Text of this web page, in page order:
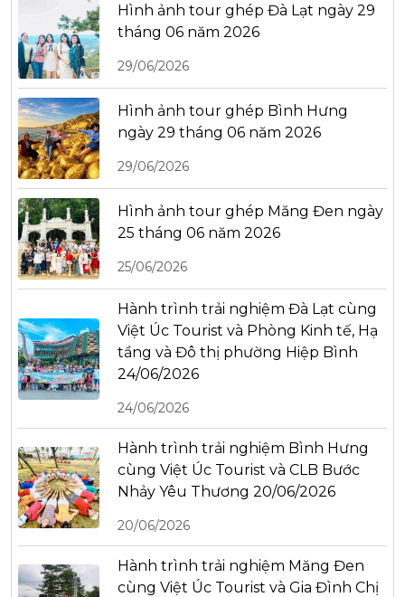
Hình ảnh tour ghép Đà Lạt ngày 29
tháng 06 năm 2026
29/06/2026
Hình ảnh tour ghép Bình Hưng
ngày 29 tháng 06 năm 2026
29/06/2026
Hình ảnh tour ghép Măng Đen ngày
25 tháng 06 năm 2026
25/06/2026
Hành trình trải nghiệm Đà Lạt cùng
Việt Úc Tourist và Phòng Kinh tế, Hạ
tầng và Đô thị phường Hiệp Bình
24/06/2026
24/06/2026
Hành trình trải nghiệm Bình Hưng
cùng Việt Úc Tourist và CLB Bước
Nhảy Yêu Thương 20/06/2026
20/06/2026
Hành trình trải nghiệm Măng Đen
cùng Việt Úc Tourist và Gia Đình Chị